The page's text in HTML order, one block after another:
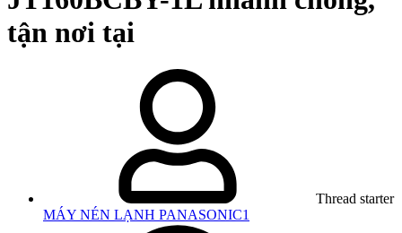
tận nơi tại
Thread starter
MÁY NÉN LẠNH PANASONIC1